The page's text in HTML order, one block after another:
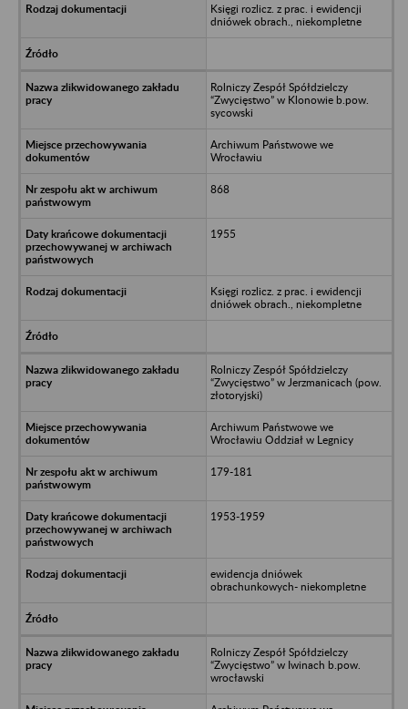
Księgi rozlicz. z prac. i ewidencji
dniówek obrach., niekompletne
Rolniczy Zespół Spółdzielczy
“Zwycięstwo” w Klonowie b.pow.
sycowski
Archiwum Państwowe we
Wrocławiu
868
1955
Księgi rozlicz. z prac. i ewidencji
dniówek obrach., niekompletne
Rolniczy Zespół Spółdzielczy
“Zwycięstwo” w Jerzmanicach (pow.
złotoryjski)
Archiwum Państwowe we
Wrocławiu Oddział w Legnicy
179-181
1953-1959
ewidencja dniówek
obrachunkowych- niekompletne
Rolniczy Zespół Spółdzielczy
“Zwycięstwo” w Iwinach b.pow.
wrocławski